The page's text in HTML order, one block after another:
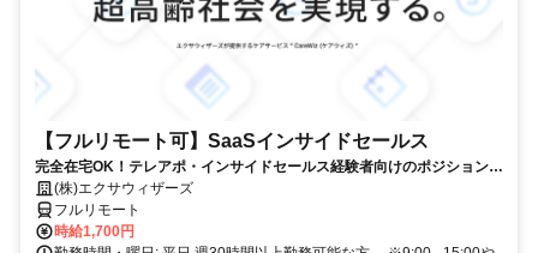
【フルリモート可】SaaSインサイドセールス
完全在宅OK！テレアポ・インサイドセールス経験者向けのポジションで
す！(株)エクサウィザーズ
フルリモート
時給1,700円